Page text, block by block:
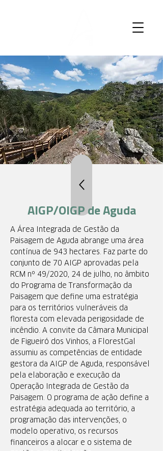
AIGP/OIGP de Aguda
A Área Integrada de Gestão da
Paisagem de Aguda abrange uma área
contínua de 943 hectares. Faz parte do
conjunto de 70 AIGP aprovadas pela
RCM nº 49/2020, 24 de julho, no âmbito
do Programa de Transformação da
Paisagem que define uma estratégia
para os territórios vulneráveis da
floresta com elevada perigosidade de
incêndio. A convite da Câmara Municipal
de Figueiró dos Vinhos, a FlorestGal
assumiu as competências de entidade
gestora da AIGP de Aguda, responsável
pela elaboração e execução da
Operação Integrada de Gestão da
Paisagem. O programa de ação define a
estratégia adequada ao território, a
programação das intervenções, o
modelo operativo, os recursos
financeiros a alocar e o sistema de